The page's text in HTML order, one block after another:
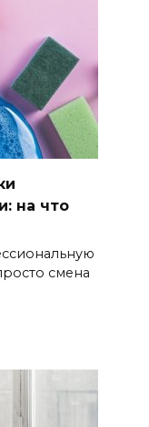
на что
смена